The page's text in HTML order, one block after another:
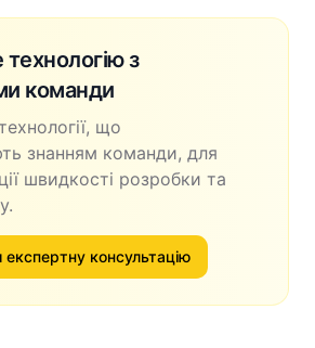
технологію з
команди
що
знанням команди, для
швидкості розробки та
консультацію